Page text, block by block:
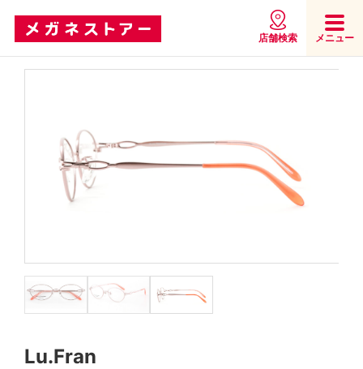
店舗検索 メニュー
Lu.Fran